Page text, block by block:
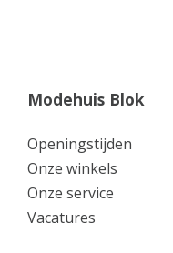
Modehuis Blok
Openingstijden
Onze winkels
Onze service
Vacatures